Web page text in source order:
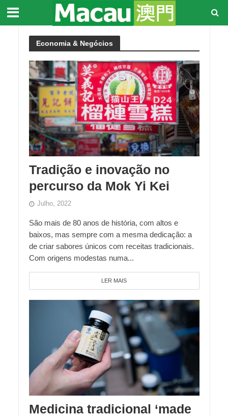
Economia & Negócios
Tradição e inovação no
percurso da Mok Yi Kei
Julho, 2022
São mais de 80 anos de história, com altos e
baixos, mas sempre com a mesma dedicação: a
de criar sabores únicos com receitas tradicionais.
Com origens modestas numa...
LER MAIS
Medicina tradicional ‘made